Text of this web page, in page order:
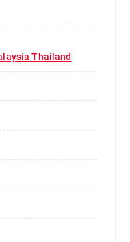
Thailand